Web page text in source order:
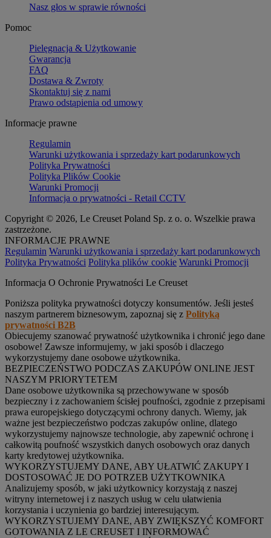
Nasz głos w sprawie równości
Pomoc
Pielęgnacja & Użytkowanie
Gwarancja
FAQ
Dostawa & Zwroty
Skontaktuj się z nami
Prawo odstąpienia od umowy
Informacje prawne
Regulamin
Warunki użytkowania i sprzedaży kart podarunkowych
Polityka Prywatności
Polityka Plików Cookie
Warunki Promocji
Informacja o prywatności - Retail CCTV
Copyright © 2026, Le Creuset Poland Sp. z o. o. Wszelkie prawa
zastrzeżone.
INFORMACJE PRAWNE
Regulamin Warunki użytkowania i sprzedaży kart podarunkowych
Polityka Prywatności Polityka plików cookie Warunki Promocji
Informacja O Ochronie Prywatności Le Creuset
Poniższa polityka prywatności dotyczy konsumentów. Jeśli jesteś
naszym partnerem biznesowym, zapoznaj się z Polityką
prywatności B2B
Obiecujemy szanować prywatność użytkownika i chronić jego dane
osobowe! Zawsze informujemy, w jaki sposób i dlaczego
wykorzystujemy dane osobowe użytkownika.
BEZPIECZEŃSTWO PODCZAS ZAKUPÓW ONLINE JEST
NASZYM PRIORYTETEM
Dane osobowe użytkownika są przechowywane w sposób
bezpieczny i z zachowaniem ścisłej poufności, zgodnie z przepisami
prawa europejskiego dotyczącymi ochrony danych. Wiemy, jak
ważne jest bezpieczeństwo podczas zakupów online, dlatego
wykorzystujemy najnowsze technologie, aby zapewnić ochronę i
całkowitą poufność wszystkich danych osobowych oraz danych
karty kredytowej użytkownika.
WYKORZYSTUJEMY DANE, ABY UŁATWIĆ ZAKUPY I
DOSTOSOWAĆ JE DO POTRZEB UŻYTKOWNIKA
Analizujemy sposób, w jaki użytkownicy korzystają z naszej
witryny internetowej i z naszych usług w celu ułatwienia
korzystania i uczynienia go bardziej interesującym.
WYKORZYSTUJEMY DANE, ABY ZWIĘKSZYĆ KOMFORT
GOTOWANIA Z LE CREUSET I INFORMOWAĆ